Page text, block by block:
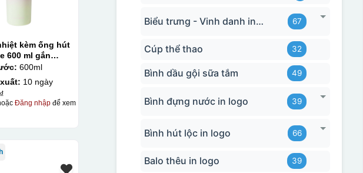
kèm ống hút
sticker – 012294
600ml
10 ngày
Đăng nhập để xem
Biểu trưng - Vinh danh in logo 67
Cúp thể thao 32
Bình dầu gội sữa tắm 49
Bình đựng nước in logo 39
Bình hút lộc in logo 66
Balo thêu in logo 39